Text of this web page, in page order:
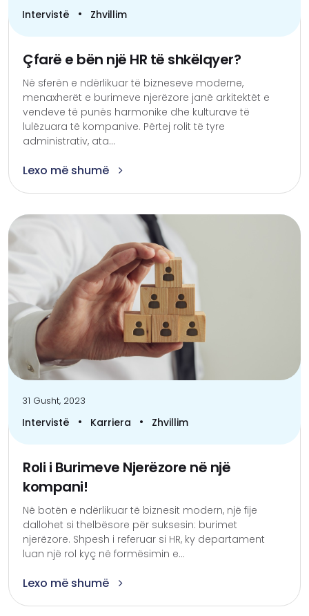
Intervistë • Zhvillim
Çfarë e bën një HR të shkëlqyer?
Në sferën e ndërlikuar të bizneseve moderne,
menaxherët e burimeve njerëzore janë arkitektët e
vendeve të punës harmonike dhe kulturave të
lulëzuara të kompanive. Përtej rolit të tyre
administrativ, ata...
Lexo më shumë
31 Gusht, 2023
Intervistë • Karriera • Zhvillim
Roli i Burimeve Njerëzore në një
kompani!
Në botën e ndërlikuar të biznesit modern, një fije
dallohet si thelbësore për suksesin: burimet
njerëzore. Shpesh i referuar si HR, ky departament
luan një rol kyç në formësimin e...
Lexo më shumë